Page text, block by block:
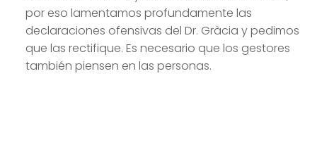
por eso lamentamos profundamente las
declaraciones ofensivas del Dr. Gràcia y pedimos
que las rectifique. Es necesario que los gestores
también piensen en las personas.